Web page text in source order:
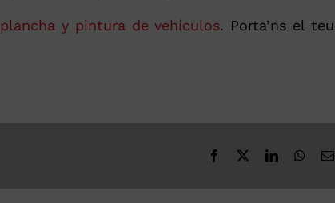
plancha y pintura de vehículos. Porta’ns el teu